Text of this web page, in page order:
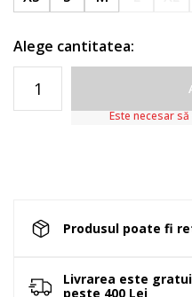
Alege cantitatea:
Este necesar
Produsul poate fi
Livrarea este
peste 400 Lei